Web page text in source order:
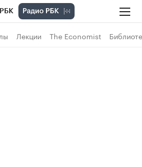
Лекции The Economist